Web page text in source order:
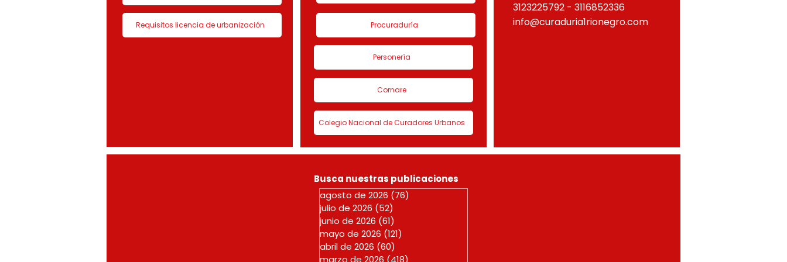
Requisitos licencia de urbanización Procuraduría
Personería
Cornare
Colegio Nacional de Curadores Urbanos
3123225792 - 3116852336
info@curaduria1rionegro.com
Busca nuestras publicaciones
agosto de 2026 (76)
julio de 2026 (52)
junio de 2026 (61)
mayo de 2026 (121)
abril de 2026 (60)